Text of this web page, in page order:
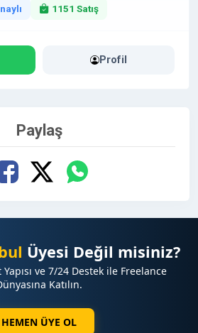
1151 Satış
Profil
Paylaş
Üyesi Değil misiniz?
ve 7/24 Destek ile Freelance
Katılın.
HEMEN ÜYE OL